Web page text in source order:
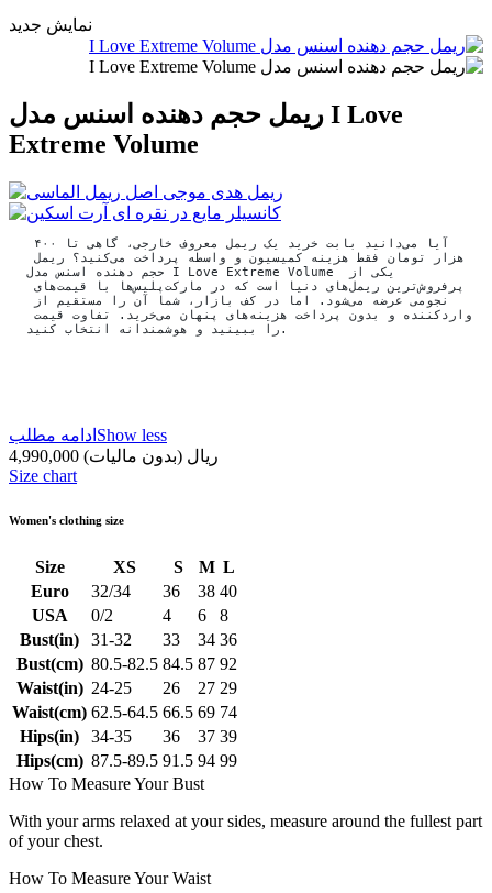
نمایش جدید
ریمل حجم دهنده اسنس مدل I Love
Extreme Volume
حجم دهنده اسنس مدل I Love Extreme Volume یکی از
را ببینید و هوشمندانه انتخاب کنید.
ادامه مطلب Show less
4,990,000 ریال (بدون مالیات)
Size chart
Women's clothing size
Size XS S M L
Euro
32/34 36 38 40
USA
0/2 4 6
8
Bust(in)
31-32 33 34 36
Bust(cm) 80.5-82.5 84.5 87 92
Waist(in) 24-25 26 27 29
Waist(cm) 62.5-64.5 66.5 69 74
Hips(in)
34-35 36 37 39
Hips(cm) 87.5-89.5 91.5 94 99
How To Measure Your Bust
With your arms relaxed at your sides, measure around the fullest part
of your chest.
How To Measure Your Waist